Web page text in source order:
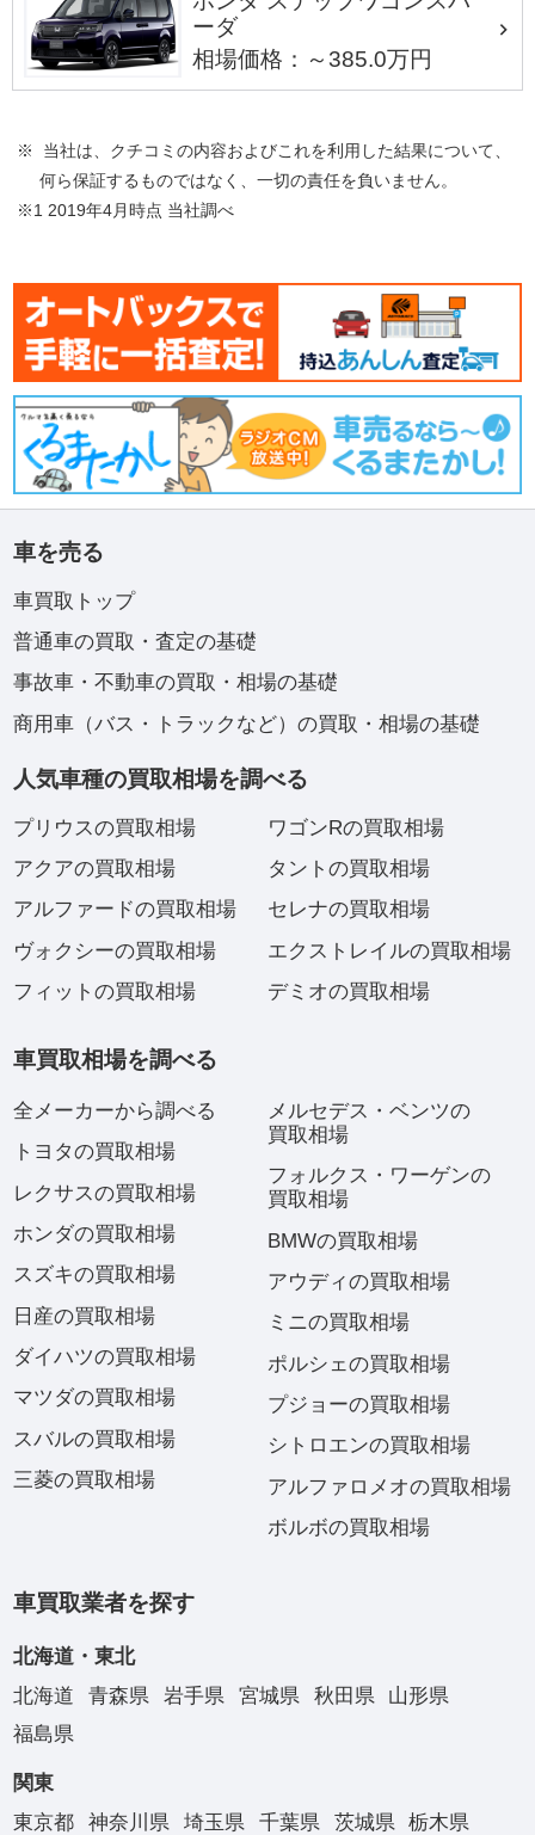
ーダ
相場価格：～385.0万円
※ 当社は、クチコミの内容およびこれを利用した結果について、
何ら保証するものではなく、一切の責任を負いません。
※1 2019年4月時点 当社調べ
車を売る
車買取トップ
普通車の買取・査定の基礎
事故車・不動車の買取・相場の基礎
商用車（バス・トラックなど）の買取・相場の基礎
人気車種の買取相場を調べる
プリウスの買取相場
アクアの買取相場
アルファードの買取相場
ヴォクシーの買取相場
フィットの買取相場
ワゴンRの買取相場
タントの買取相場
セレナの買取相場
エクストレイルの買取相場
デミオの買取相場
車買取相場を調べる
全メーカーから調べる
トヨタの買取相場
レクサスの買取相場
ホンダの買取相場
スズキの買取相場
日産の買取相場
ダイハツの買取相場
マツダの買取相場
スバルの買取相場
三菱の買取相場
メルセデス・ベンツの
買取相場
フォルクス・ワーゲンの
買取相場
BMWの買取相場
アウディの買取相場
ミニの買取相場
ポルシェの買取相場
プジョーの買取相場
シトロエンの買取相場
アルファロメオの買取相場
ボルボの買取相場
車買取業者を探す
北海道・東北
北海道
青森県 岩手県 宮城県 秋田県
山形県
福島県
関東
東京都
神奈川県 埼玉県 千葉県 茨城県
栃木県